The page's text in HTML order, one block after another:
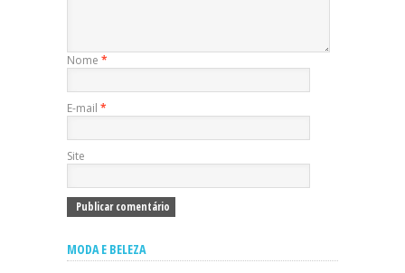
Nome *
E-mail *
Site
MODA E BELEZA